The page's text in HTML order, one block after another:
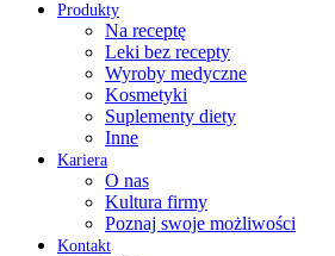
Produkty
Na receptę
Leki bez recepty
Wyroby medyczne
Kosmetyki
Suplementy diety
Inne
Kariera
O nas
Kultura firmy
Poznaj swoje możliwości
Kontakt